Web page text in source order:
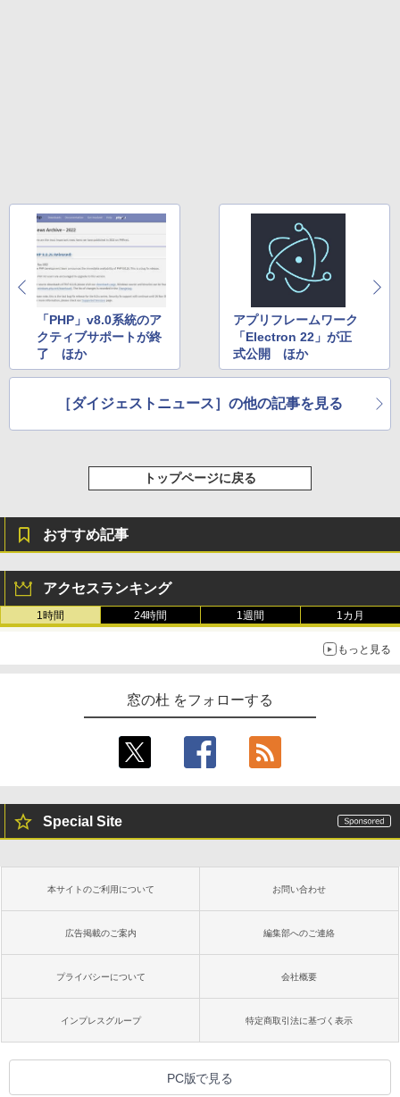
「PHP」v8.0系統のア
クティブサポートが終
了 ほか
アプリフレームワーク
「Electron 22」が正
式公開 ほか
［ダイジェストニュース］の他の記事を見る
トップページに戻る
おすすめ記事
アクセスランキング
1時間 24時間 1週間 1カ月
もっと見る
窓の杜 をフォローする
Special Site
本サイトのご利用について お問い合わせ
広告掲載のご案内 編集部へのご連絡
プライバシーについて 会社概要
インプレスグループ 特定商取引法に基づく表示
PC版で見る